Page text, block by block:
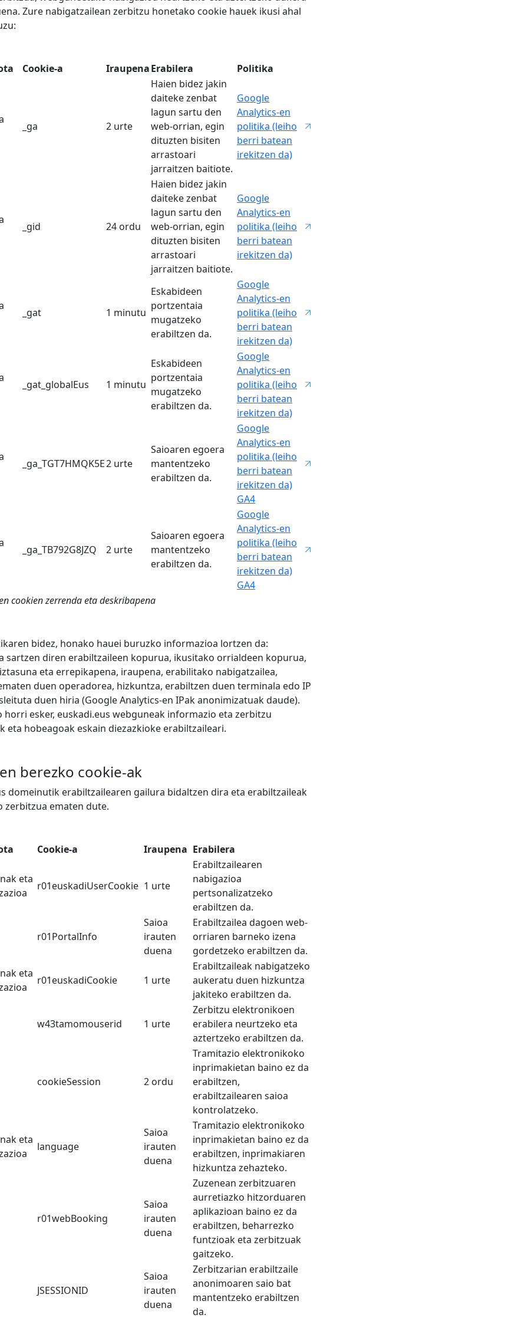
Zure nabigatzailean zerbitzu honetako cookie hauek ikusi ahal
Cookie-a IraupenaErabilera Politika
_ga 2 urte
Haien bidez jakin
daiteke zenbat
lagun sartu den
web-orrian, egin
dituzten bisiten
arrastoari
jarraitzen baitiote.
Google
Analytics-en
politika (leiho
berri batean
irekitzen da)
_gid 24 ordu
Haien bidez jakin
daiteke zenbat
lagun sartu den
web-orrian, egin
dituzten bisiten
arrastoari
jarraitzen baitiote.
Google
Analytics-en
politika (leiho
berri batean
irekitzen da)
_gat 1 minutu
Eskabideen
portzentaia
mugatzeko
erabiltzen da.
Google
Analytics-en
politika (leiho
berri batean
irekitzen da)
_gat_globalEus 1 minutu
Eskabideen
portzentaia
mugatzeko
erabiltzen da.
Google
Analytics-en
politika (leiho
berri batean
irekitzen da)
_ga_TGT7HMQK5E2 urte
Saioaren egoera
mantentzeko
erabiltzen da.
Google
Analytics-en
politika (leiho
berri batean
irekitzen da)
GA4
_ga_TB792G8JZQ 2 urte
Saioaren egoera
mantentzeko
erabiltzen da.
Google
Analytics-en
politika (leiho
berri batean
irekitzen da)
GA4
cookien zerrenda eta deskribapena
bidez, honako hauei buruzko informazioa lortzen da:
sartzen diren erabiltzaileen kopurua, ikusitako orrialdeen kopurua,
eta errepikapena, iraupena, erabilitako nabigatzailea,
duen operadorea, hizkuntza, erabiltzen duen terminala edo IP
duen hiria (Google Analytics-en IPak anonimizatuak daude).
esker, euskadi.eus webguneak informazio eta zerbitzu
eta hobeagoak eskain diezazkioke erabiltzaileari.
berezko cookie-ak
domeinutik erabiltzailearen gailura bidaltzen dira eta erabiltzaileak
zerbitzua ematen dute.
Cookie-a Iraupena Erabilera
eta
r01euskadiUserCookie 1 urte
Erabiltzailearen
nabigazioa
pertsonalizatzeko
erabiltzen da.
r01PortalInfo
Saioa
irauten
duena
Erabiltzailea dagoen web-
orriaren barneko izena
gordetzeko erabiltzen da.
eta
r01euskadiCookie 1 urte
Erabiltzaileak nabigatzeko
aukeratu duen hizkuntza
jakiteko erabiltzen da.
w43tamomouserid 1 urte
Zerbitzu elektronikoen
erabilera neurtzeko eta
aztertzeko erabiltzen da.
cookieSession 2 ordu
Tramitazio elektronikoko
inprimakietan baino ez da
erabiltzen,
erabiltzailearen saioa
kontrolatzeko.
eta
language
Saioa
irauten
duena
Tramitazio elektronikoko
inprimakietan baino ez da
erabiltzen, inprimakiaren
hizkuntza zehazteko.
r01webBooking
Saioa
irauten
duena
Zuzenean zerbitzuaren
aurretiazko hitzorduaren
aplikazioan baino ez da
erabiltzen, beharrezko
funtzioak eta zerbitzuak
gaitzeko.
JSESSIONID
Saioa
irauten
duena
Zerbitzarian erabiltzaile
anonimoaren saio bat
mantentzeko erabiltzen
da.